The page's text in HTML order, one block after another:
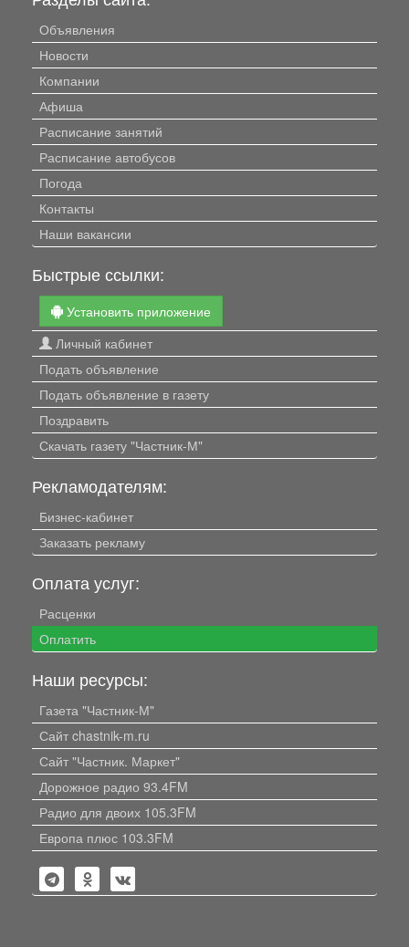
Объявления
Новости
Компании
Афиша
Расписание занятий
Расписание автобусов
Погода
Контакты
Наши вакансии
Быстрые ссылки:
Установить приложение
Личный кабинет
Подать объявление
Подать объявление в газету
Поздравить
Скачать газету "Частник-М"
Рекламодателям:
Бизнес-кабинет
Заказать рекламу
Оплата услуг:
Расценки
Оплатить
Наши ресурсы:
Газета "Частник-М"
Сайт chastnik-m.ru
Сайт "Частник. Маркет"
Дорожное радио 93.4FM
Радио для двоих 105.3FM
Европа плюс 103.3FM